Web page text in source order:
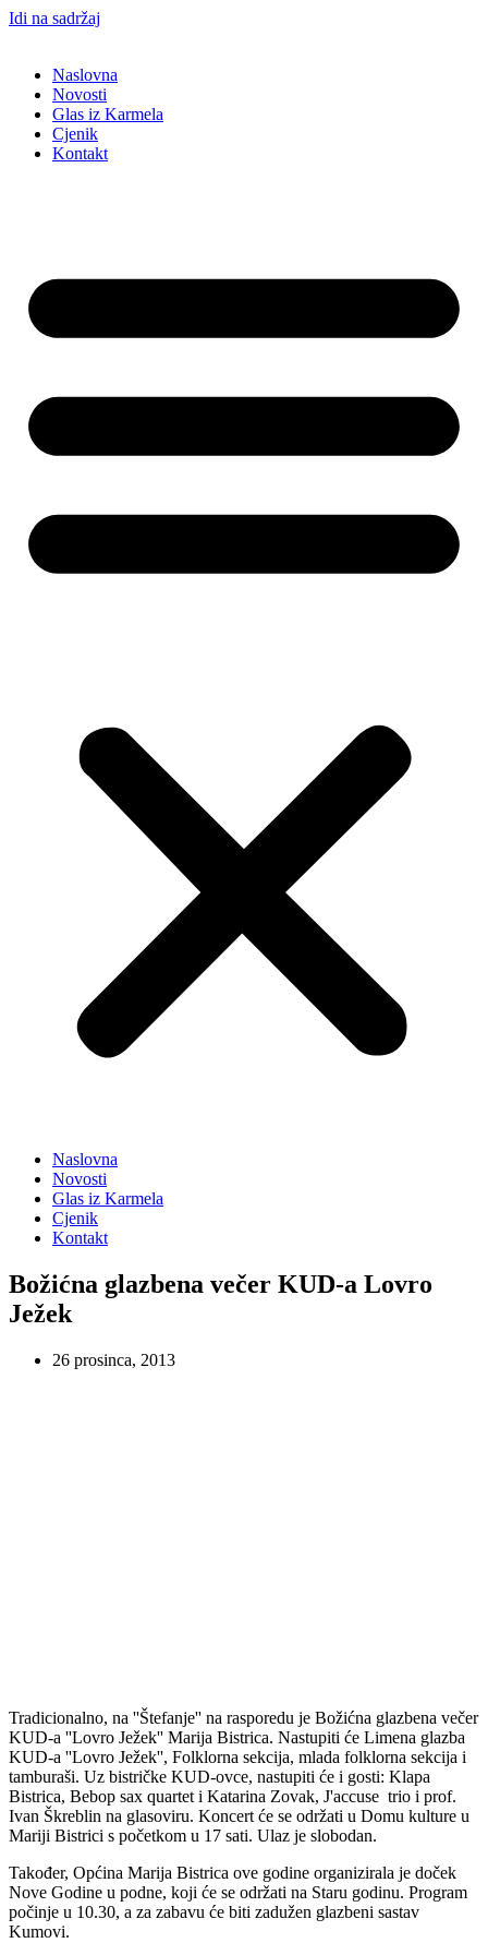
Idi na sadržaj
Naslovna
Novosti
Glas iz Karmela
Cjenik
Kontakt
Naslovna
Novosti
Glas iz Karmela
Cjenik
Kontakt
Božićna glazbena večer KUD-a Lovro
Ježek
26 prosinca, 2013
Tradicionalno, na ''Štefanje'' na rasporedu je Božićna glazbena večer
KUD-a ''Lovro Ježek'' Marija Bistrica. Nastupiti će Limena glazba
KUD-a ''Lovro Ježek'', Folklorna sekcija, mlada folklorna sekcija i
tamburaši. Uz bistričke KUD-ovce, nastupiti će i gosti: Klapa
Bistrica, Bebop sax quartet i Katarina Zovak, J'accuse trio i prof.
Ivan Škreblin na glasoviru. Koncert će se održati u Domu kulture u
Mariji Bistrici s početkom u 17 sati. Ulaz je slobodan.
Također, Općina Marija Bistrica ove godine organizirala je doček
Nove Godine u podne, koji će se održati na Staru godinu. Program
počinje u 10.30, a za zabavu će biti zadužen glazbeni sastav
Kumovi.